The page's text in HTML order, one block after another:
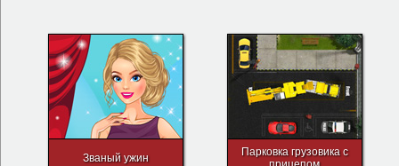
Званый ужин
Парковка грузовика с